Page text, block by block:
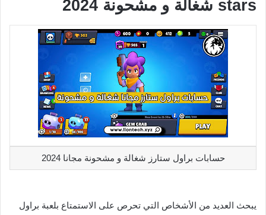
stars شغالة و مشحونة 2024
حسابات براول ستارز شغالة و مشحونة مجانا 2024
يبحث العديد من الأشخاص التي تحرص على الاستمتاع بلعبة براول